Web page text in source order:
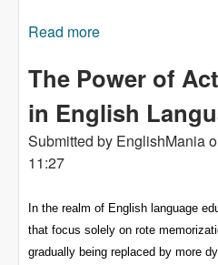
Read more
The Power of
in English
Submitted by EnglishMania
11:27
In the realm of English language
that focus solely on rote
gradually being replaced by more